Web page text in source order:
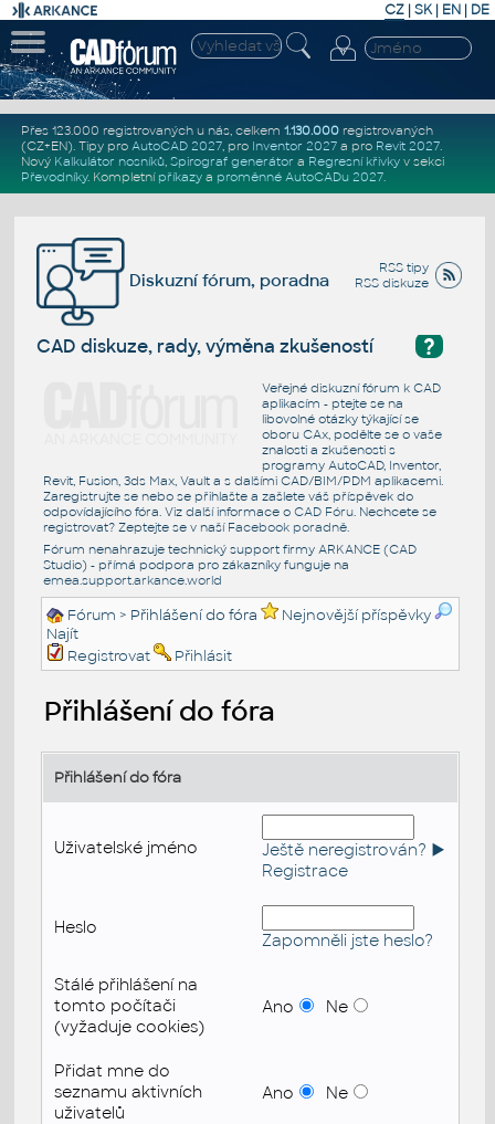
CZ | SK| EN | DE
Přes 123.000 registrovaných u nás, celkem 1.130.000registrovaných
(CZ+EN). Tipy pro AutoCAD 2027, pro Inventor 2027a pro Revit 2027.
Nový Kalkulátor nosníků, Spirograf generátor a Regresní křivkyv sekci
Převodníky. Kompletní příkazya proměnné AutoCADu 2027.
RSS tipy
RSS diskuze
Diskuzní fórum, poradna
?
CAD diskuze, rady, výměna zkušeností
Veřejné diskuzní fórum k CAD
aplikacím - ptejte se na
libovolné otázky týkající se
oboru CAx, podělte se o vaše
znalosti a zkušenosti s
programy AutoCAD, Inventor,
Revit, Fusion, 3ds Max, Vault a s dalšími CAD/BIM/PDM aplikacemi.
Zaregistrujte se nebo se přihlašte a zašlete váš příspěvek do
odpovídajícího fóra. Viz další informace o CAD Fóru. Nechcete se
registrovat? Zeptejte se v naší Facebook poradně.
Fórum nenahrazuje technický support firmy ARKANCE (CAD
Studio) - přímá podpora pro zákazníky funguje na
emea.support.arkance.world
Fórum > Přihlášení do fóra
Nejnovější příspěvky
Najít
Registrovat
Přihlásit
Přihlášení do fóra
Přihlášení do fóra
Uživatelské jméno
Ještě neregistrován? ►
Registrace
Heslo
Zapomněli jste heslo?
Stálé přihlášení na
tomto počítači
(vyžaduje cookies)
Ano Ne
Přidat mne do
seznamu aktivních
uživatelů
Ano Ne